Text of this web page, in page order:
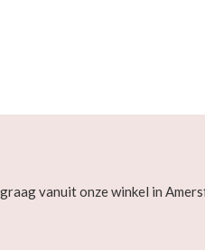
vanuit onze winkel in